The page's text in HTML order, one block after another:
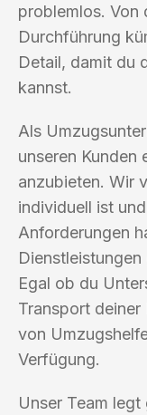
problemlos. Von
Durchführung
Detail, damit du
kannst.
Als
unseren Kunden
anzubieten. Wir
individuell ist
Anforderungen
Egal ob du
Transport
von
Verfügung.
Unser Team